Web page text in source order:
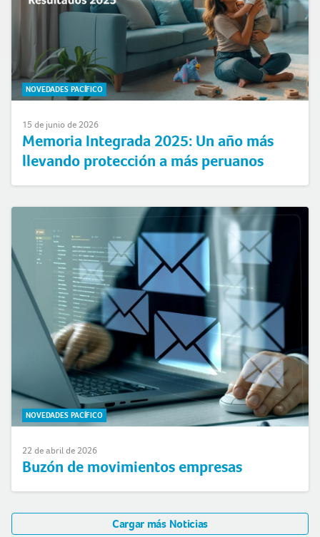
NOVEDADES PACÍFICO
15 de junio de 2026
Memoria Integrada 2025: Un año más
llevando protección a más peruanos
NOVEDADES PACÍFICO
22 de abril de 2026
Buzón de movimientos empresas
Cargar más Noticias